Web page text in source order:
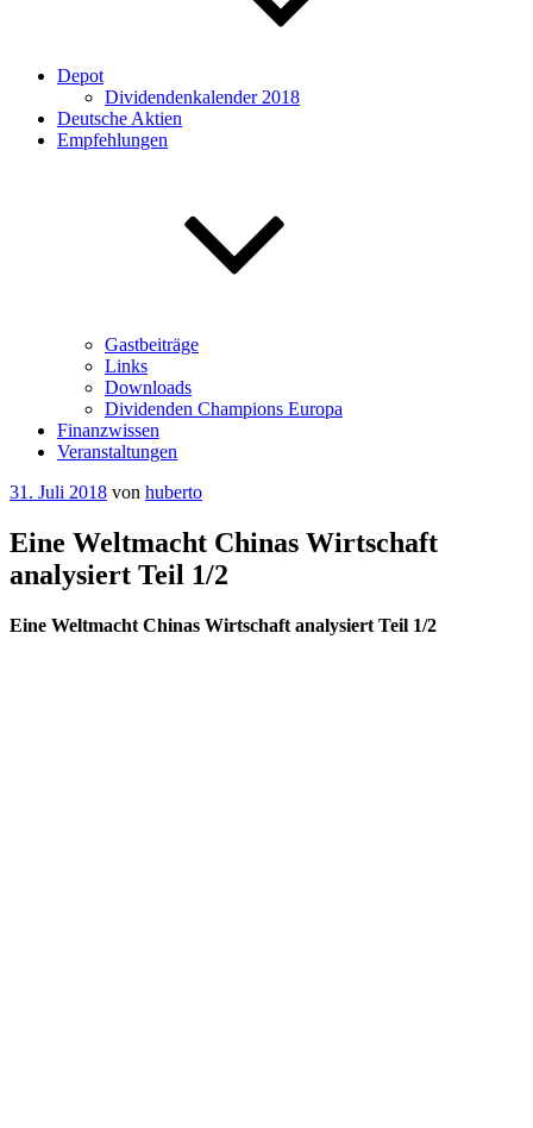
Depot
Dividendenkalender 2018
Deutsche Aktien
Empfehlungen
Gastbeiträge
Links
Downloads
Dividenden Champions Europa
Finanzwissen
Veranstaltungen
Veröffentlicht
31. Juli 2018 von huberto
Eine Weltmacht Chinas Wirtschaft
analysiert Teil 1/2
Eine Weltmacht Chinas Wirtschaft analysiert Teil 1/2